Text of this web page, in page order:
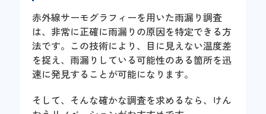
赤外線サーモグラフィーを用いた雨漏り調査
は、非常に正確に雨漏りの原因を特定できる方
法です。この技術により、目に見えない温度差
を捉え、雨漏りしている可能性のある箇所を迅
速に発見することが可能になります。
そして、そんな確かな調査を求めるなら、けん